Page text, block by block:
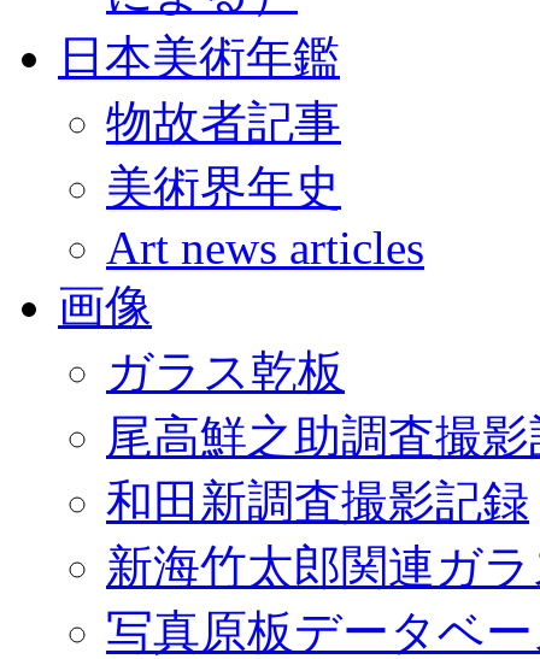
日本美術年鑑
物故者記事
美術界年史
Art news articles
画像
ガラス乾板
尾高鮮之助調査撮
和田新調査撮影記録
新海竹太郎関連ガ
写真原板データベ